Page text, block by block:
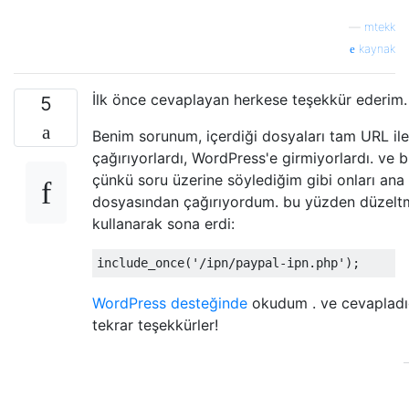
mtekk
kaynak
5
İlk önce cevaplayan herkese teşekkür ederim.
Benim sorunum, içerdiği dosyaları tam URL ile
çağırıyorlardı, WordPress'e girmiyorlardı. ve
çünkü soru üzerine söylediğim gibi onları
dosyasından çağırıyordum. bu yüzden
kullanarak sona erdi:
include_once( '/ipn/paypal-ipn.php' );
WordPress desteğinde okudum . ve
tekrar teşekkürler!